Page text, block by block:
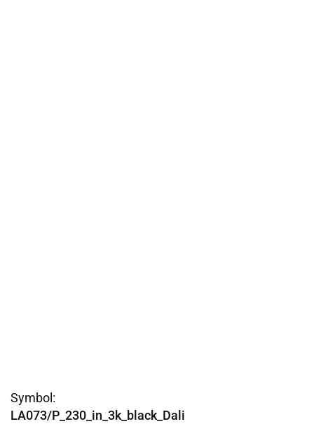
Symbol:
LA073/P_230_in_3k_black_Dali